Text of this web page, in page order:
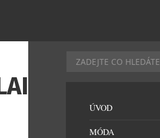
ÚVOD
MÓDA